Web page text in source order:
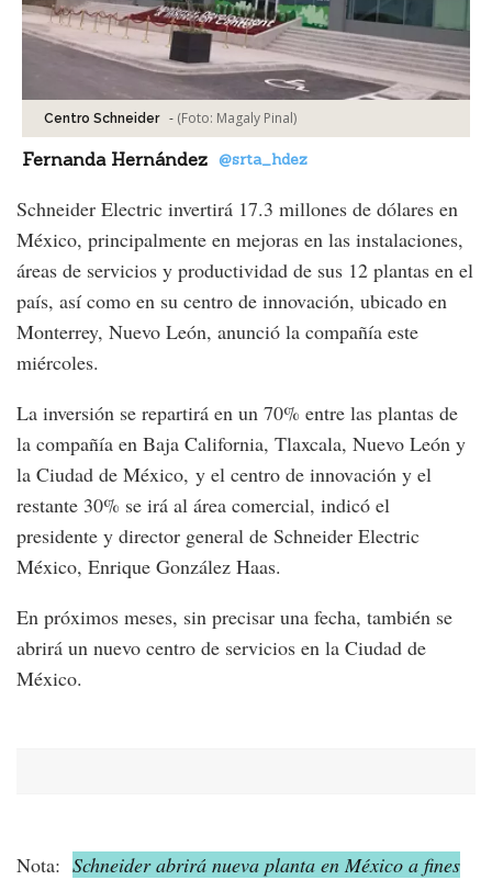
Centro Schneider - (Foto: Magaly Pinal)
Fernanda Hernández @srta_hdez
Schneider Electric invertirá 17.3 millones de dólares en
México, principalmente en mejoras en las instalaciones,
áreas de servicios y productividad de sus 12 plantas en el
país, así como en su centro de innovación, ubicado en
Monterrey, Nuevo León, anunció la compañía este
miércoles.
La inversión se repartirá en un 70% entre las plantas de
la compañía en Baja California, Tlaxcala, Nuevo León y
la Ciudad de México, y el centro de innovación y el
restante 30% se irá al área comercial, indicó el
presidente y director general de Schneider Electric
México, Enrique González Haas.
En próximos meses, sin precisar una fecha, también se
abrirá un nuevo centro de servicios en la Ciudad de
México.
Nota: Schneider abrirá nueva planta en México a fines